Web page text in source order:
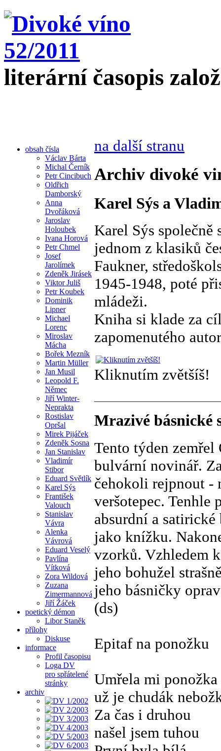
literární časopis
obsah čísla
Václav Bárta
Michal Černík
Petr Cincibuch
Oldřich
Damborský
Anna
Dvořáková
Jaroslav
Holoubek
Ivana Horová
Petr Chmel
Josef
Jarolímek
Zdeněk Jirásek
Viktor Juliš
Petr Koubek
Dominik
Lipner
Michael
Lorenc
Miroslav
Mácha
Bořek Mezník
Martin Müller
Jan Musil
Leopold F.
Němec
Jiří Winter-
Neprakta
Rostislav
Opršal
Mirek Pijáček
Zdeněk Sosna
Jan Stanislav
Vladimír
Stibor
Eduard Světlík
Karel Sýs
František
Valouch
Stanislav
Vávra
Alenka
Vávrová
Eduard Veselý
Pavlína
Vítková
Zora Wildová
Zuzana
Zimermannová
Jiří Žáček
poetický démon
Libor Staněk
přílohy
Diskuse
informace
Profil časopisu
Loga DV
pro spřátelené
stránky
archiv
na další stranu
Archiv divoké
Karel Sýs a
Karel Sýs
jednom z klasiků
Faukner,
1945-1948, poté
mládeži.
Kniha si klade za
zapomenutého
Kliknutím zvětšíš!
Mrazivé básnické
Tento týden
bulvární novinář.
čehokoli rejpnout -
veršotepec. Tenhle
absurdní a
jako knížku.
vzorků. Vzhledem
jeho bohužel
jeho básničky
(ds)
Epitaf na ponožku
Umřela mi ponožka
už je chudák
Za čas i druhou
našel jsem tuhou